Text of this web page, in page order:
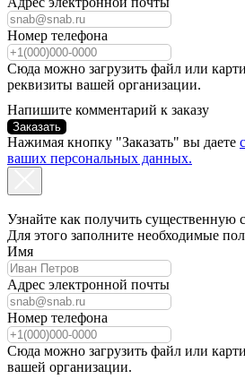
Номер телефона
Сюда можно загрузить файл или
реквизиты вашей организации.
Напишите комментарий к заказу
Заказать
Нажимая кнопку "Заказать" вы даете
ваших персональных данных.
Узнайте как получить существенную
Для этого заполните необходимые
Имя
Адрес электронной почты
Номер телефона
Сюда можно загрузить файл или
вашей организации.